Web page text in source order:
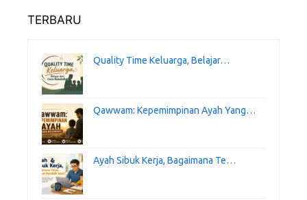
TERBARU
Quality Time Keluarga, Belajar…
Qawwam: Kepemimpinan Ayah Yang…
Ayah Sibuk Kerja, Bagaimana Te…